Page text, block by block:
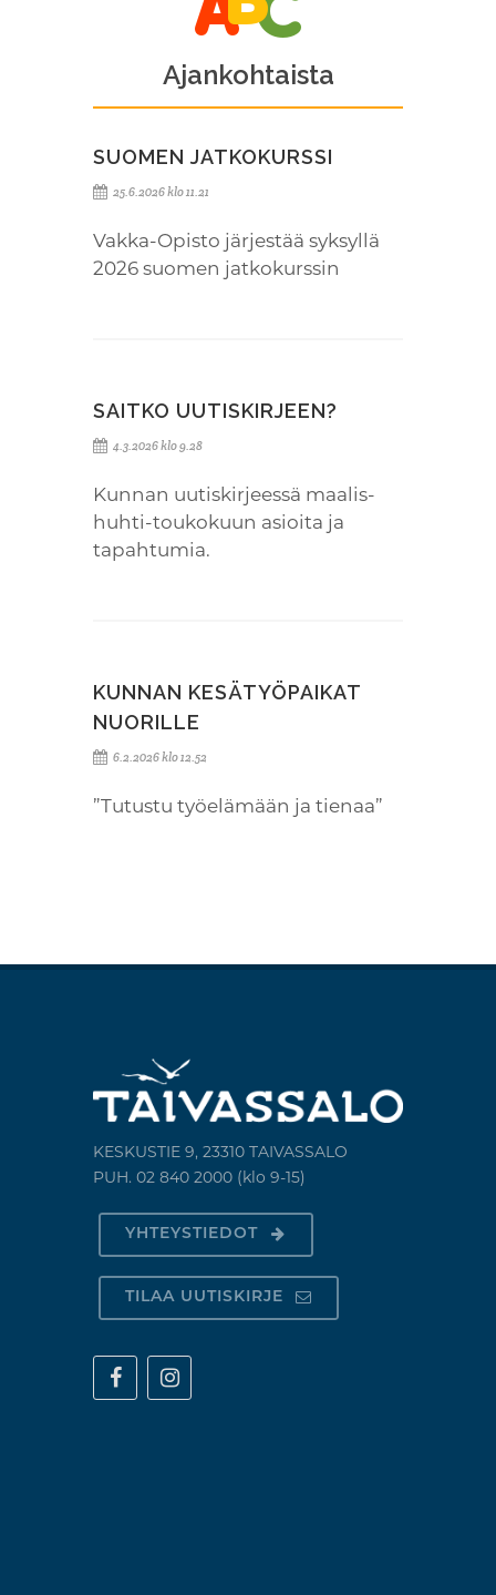
Ajankohtaista
SUOMEN JATKOKURSSI
25.6.2026 klo 11.21
Vakka-Opisto järjestää syksyllä
2026 suomen jatkokurssin
SAITKO UUTISKIRJEEN?
4.3.2026 klo 9.28
Kunnan uutiskirjeessä maalis-
huhti-toukokuun asioita ja
tapahtumia.
KUNNAN KESÄTYÖPAIKAT
NUORILLE
6.2.2026 klo 12.52
”Tutustu työelämään ja tienaa”
KESKUSTIE 9, 23310 TAIVASSALO
PUH. 02 840 2000 (klo 9-15)
YHTEYSTIEDOT
TILAA UUTISKIRJE